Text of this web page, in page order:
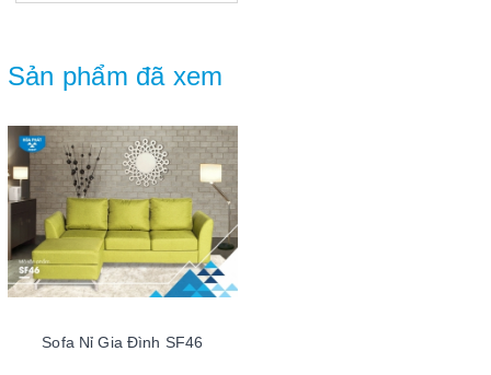
Sản phẩm đã xem
Sofa Nỉ Gia Đình SF46